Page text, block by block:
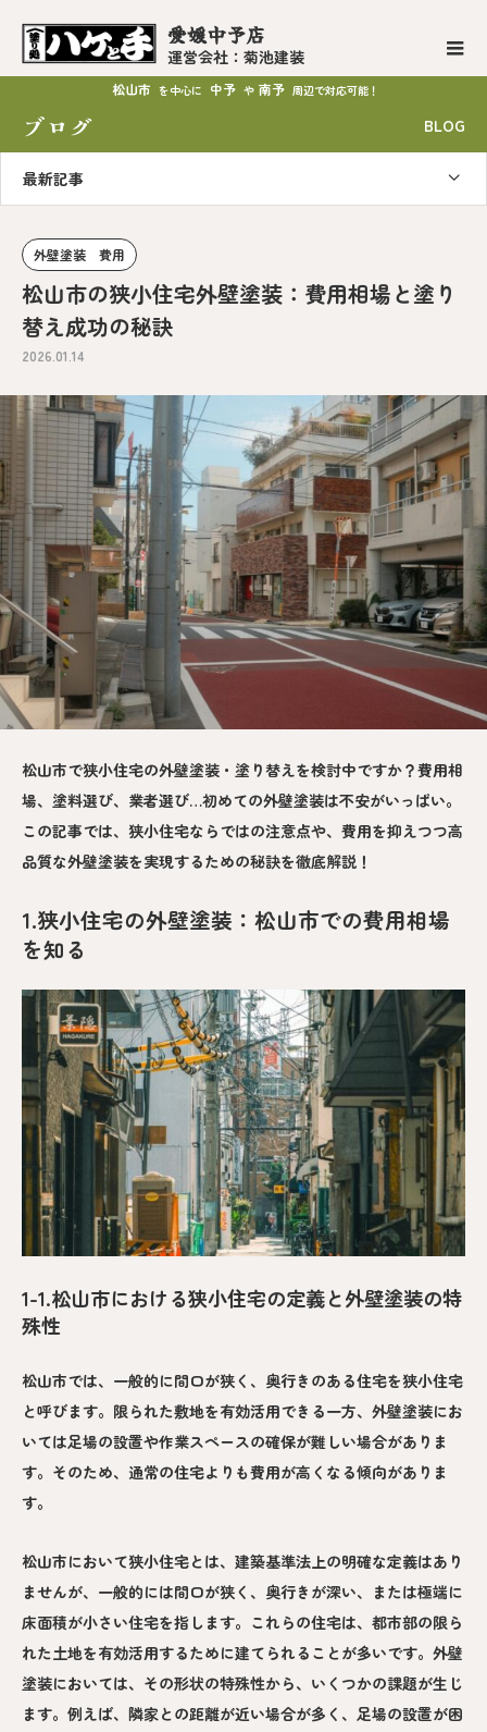
愛媛中予店
運営会社：菊池建装
松山市 を中心に 中予 や 南予 周辺で対応可能！
ブログ BLOG
最新記事
外壁塗装 費用
松山市の狭小住宅外壁塗装：費用相場と塗り
替え成功の秘訣
2026.01.14
松山市で狭小住宅の外壁塗装・塗り替えを検討中ですか？費用相
場、塗料選び、業者選び…初めての外壁塗装は不安がいっぱい。
この記事では、狭小住宅ならではの注意点や、費用を抑えつつ高
品質な外壁塗装を実現するための秘訣を徹底解説！
1.狭小住宅の外壁塗装：松山市での費用相場
を知る
1-1.松山市における狭小住宅の定義と外壁塗装の特
殊性
松山市では、一般的に間口が狭く、奥行きのある住宅を狭小住宅
と呼びます。限られた敷地を有効活用できる一方、外壁塗装にお
いては足場の設置や作業スペースの確保が難しい場合がありま
す。そのため、通常の住宅よりも費用が高くなる傾向がありま
す。
松山市において狭小住宅とは、建築基準法上の明確な定義はあり
ませんが、一般的には間口が狭く、奥行きが深い、または極端に
床面積が小さい住宅を指します。これらの住宅は、都市部の限ら
れた土地を有効活用するために建てられることが多いです。外壁
塗装においては、その形状の特殊性から、いくつかの課題が生じ
ます。例えば、隣家との距離が近い場合が多く、足場の設置が困